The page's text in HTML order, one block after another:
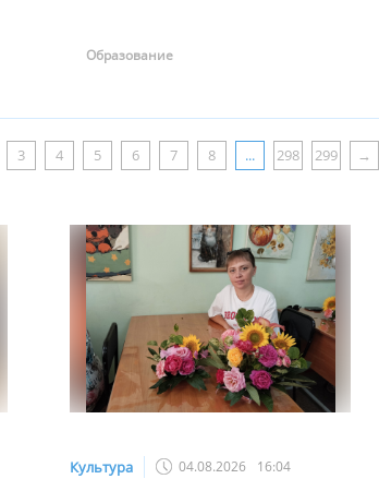
Образование
3 4 5 6 7 8 ... 298 299
Культура 04.08.2026 16:04